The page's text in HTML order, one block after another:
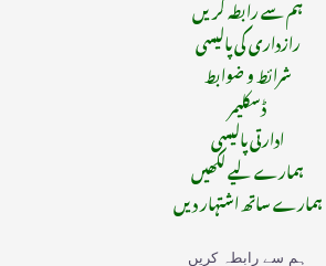
ہم سے رابطہ کریں
رازداری کی پالیسی
شرائط و ضوابط
ڈسکلیمر
ادارتی پالیسی
ہمارے لیے لکھیں
ہمارے ساتھ اشتہار دیں
ہم سے رابطہ کریں